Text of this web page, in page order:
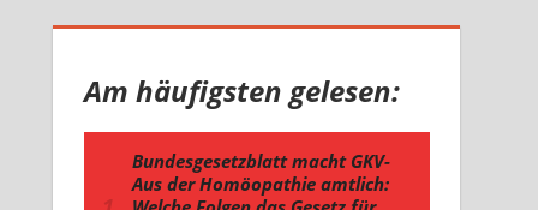
Am häufigsten gelesen: